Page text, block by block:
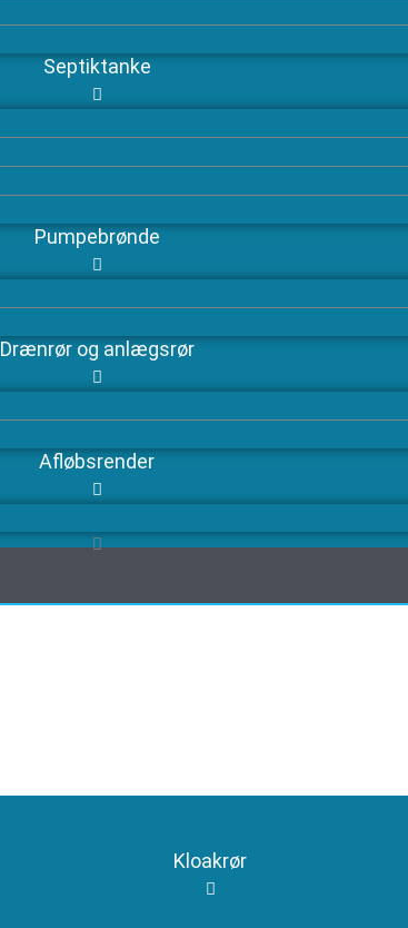
Septiktanke
Pumpebrønde
Drænrør og anlægsrør
Afløbsrender
Kloakrør